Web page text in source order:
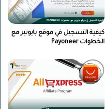
كيفية التسجيل في موقع بايونير مع
الخطوات Payoneer